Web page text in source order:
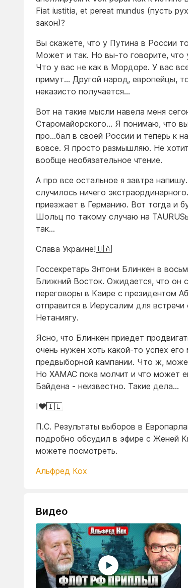
Fiat iustitia, et pereat mundus (пусть
закон)?
Вы скажете, что у Путина в России
Может и так. Но вы-то говорите, что
Что у вас не как в Мордоре. У вас
примут… Другой народ, европейцы,
неказисто получается…
Вот на такие мысли навела меня
Старомайорского… Я понимаю, что
про...бал в своей России и теперь к
вовсе. Я просто размышляю. Не
вообще необязательное чтение.
А про все остальное я завтра
случилось ничего
приезжает в Германию. Вот тогда и
Шольц по такому случаю на
так…
Слава Украине!🇺🇦
Госсекретарь Энтони Блинкен в
Ближний Восток. Ожидается, что он
переговоры в Каире с президентом
отправится в Иерусалим для
Нетаниягу.
Ясно, что Блинкен приедет
очень нужен хоть какой-то успех
предвыборной кампании. Что ж,
Но ХАМАС пока молчит и что может
Байдена - неизвестно. Такие дела…
I❤️🇮🇱
П.С. Результаты выборов в
подробно обсудил в эфире с Женей
можете посмотреть.
Альфред Кох
Видео